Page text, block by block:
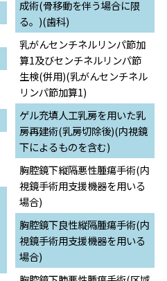
成術(骨移動を伴う場合に限
る。)(歯科)
乳がんセンチネルリンパ節加
算1及びセンチネルリンパ節
生検(併用)(乳がんセンチネル
リンパ節加算1)
ゲル充填人工乳房を用いた乳
房再建術(乳房切除後)(内視鏡
下によるものを含む)
胸腔鏡下縦隔悪性腫瘍手術(内
視鏡手術用支援機器を用いる
場合)
胸腔鏡下良性縦隔腫瘍手術(内
視鏡手術用支援機器を用いる
場合)